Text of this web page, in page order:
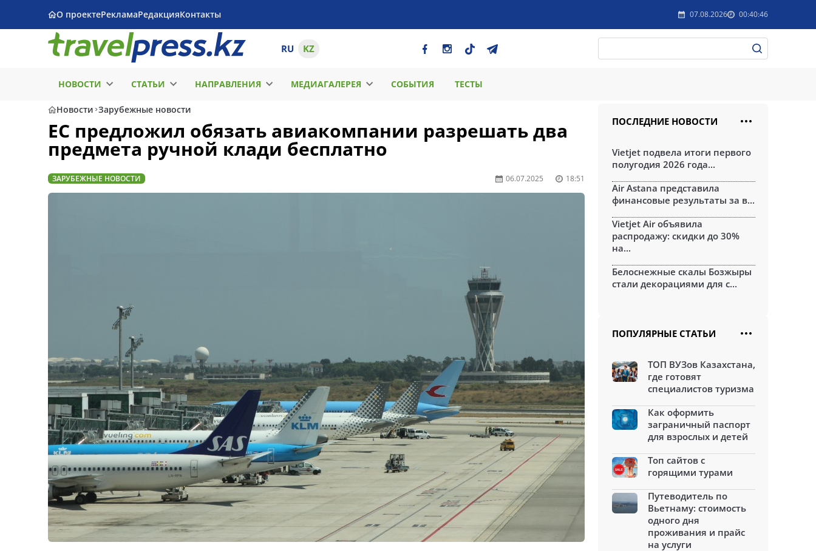
О проектеРекламаРедакцияКонтакты 07.08.2026 00:40:46
RU KZ
НОВОСТИ СТАТЬИ НАПРАВЛЕНИЯ МЕДИАГАЛЕРЕЯ СОБЫТИЯ ТЕСТЫ
Новости Зарубежные новости
ЕС предложил обязать авиакомпании разрешать два
предмета ручной клади бесплатно
ЗАРУБЕЖНЫЕ НОВОСТИ 06.07.2025 18:51
ПОСЛЕДНИЕ НОВОСТИ
Vietjet подвела итоги первого
полугодия 2026 года...
Air Astana представила
финансовые результаты за в...
Vietjet Air объявила
распродажу: скидки до 30%
на...
Белоснежные скалы Бозжыры
стали декорациями для с...
ПОПУЛЯРНЫЕ СТАТЬИ
ТОП ВУЗов Казахстана,
где готовят
специалистов туризма
Как оформить
заграничный паспорт
для взрослых и детей
Топ сайтов с
горящими турами
Путеводитель по
Вьетнаму: стоимость
одного дня
проживания и прайс
на услуги